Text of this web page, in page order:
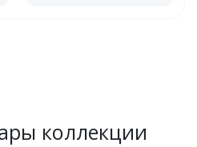
коллекции